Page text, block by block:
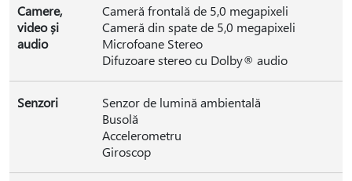
Camere,
video și
audio
Cameră frontală de 5,0 megapixeli
Cameră din spate de 5,0 megapixeli
Microfoane Stereo
Difuzoare stereo cu Dolby® audio
Senzori
Senzor de lumină ambientală
Busolă
Accelerometru
Giroscop